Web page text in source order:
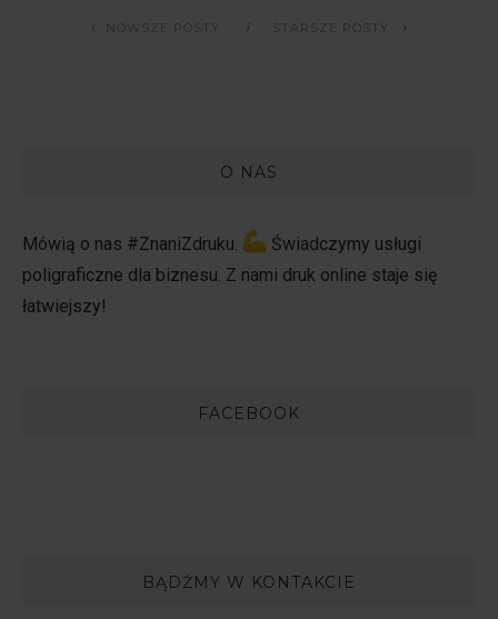
NOWSZE POSTY STARSZE POSTY
O NAS
Mówią o nas #ZnaniZdruku.
Świadczymy usługi
poligraficzne dla biznesu. Z nami druk online staje się
łatwiejszy!
FACEBOOK
BĄDŹMY W KONTAKCIE